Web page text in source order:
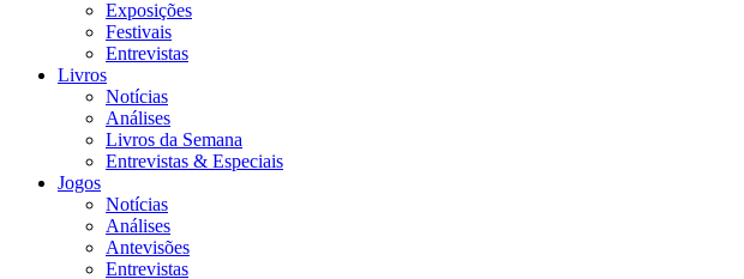
Exposições
Festivais
Entrevistas
Livros
Notícias
Análises
Livros da Semana
Entrevistas & Especiais
Jogos
Notícias
Análises
Antevisões
Entrevistas